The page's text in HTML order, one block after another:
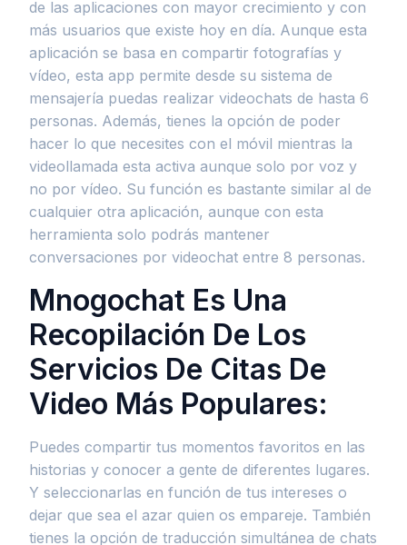
de las aplicaciones con mayor crecimiento y con
más usuarios que existe hoy en día. Aunque esta
aplicación se basa en compartir fotografías y
vídeo, esta app permite desde su sistema de
mensajería puedas realizar videochats de hasta 6
personas. Además, tienes la opción de poder
hacer lo que necesites con el móvil mientras la
videollamada esta activa aunque solo por voz y
no por vídeo. Su función es bastante similar al de
cualquier otra aplicación, aunque con esta
herramienta solo podrás mantener
conversaciones por videochat entre 8 personas.
Mnogochat Es Una
Recopilación De Los
Servicios De Citas De
Video Más Populares:
Puedes compartir tus momentos favoritos en las
historias y conocer a gente de diferentes lugares.
Y seleccionarlas en función de tus intereses o
dejar que sea el azar quien os empareje. También
tienes la opción de traducción simultánea de chats